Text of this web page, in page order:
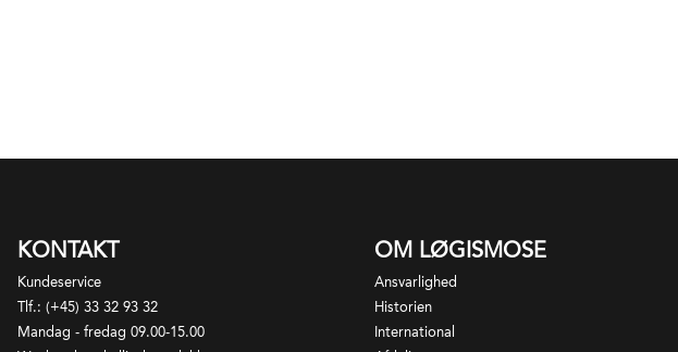
KONTAKT
Kundeservice
Tlf.: (+45) 33 32 93 32
Mandag - fredag 09.00-15.00
OM LØGISMOSE
Ansvarlighed
Historien
International